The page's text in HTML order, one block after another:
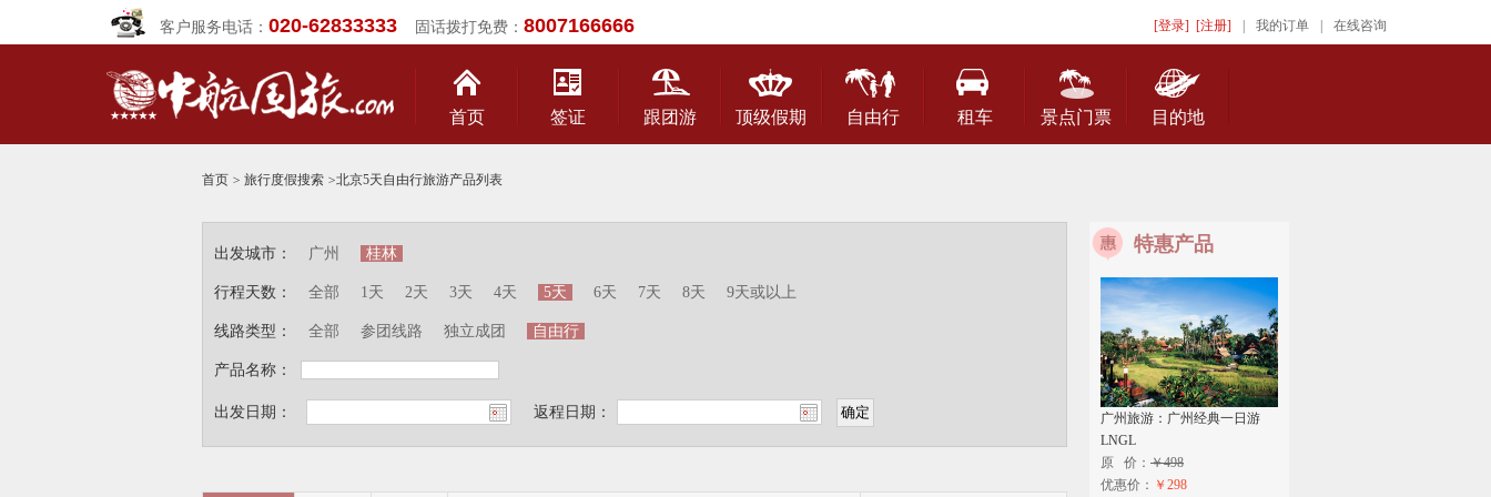
客户服务电话：020-62833333 固话拨打免费：8007166666 [登录] [注册] 我的订单 在线咨询
首页 签证 跟团游 顶级假期 自由行 租车 景点门票 目的地
首页 > 旅行度假搜索 >北京5天自由行旅游产品列表
出发城市：
行程天数：
线路类型：
产品名称：
广州 桂林
全部 1天 2天 3天 4天 5天 6天 7天 8天 9天或以上
全部 参团线路 独立成团 自由行
出发日期： 返程日期：
特惠产品
广州旅游：广州经典一日游
LNGL
原 价： ￥498
优惠价： ￥298